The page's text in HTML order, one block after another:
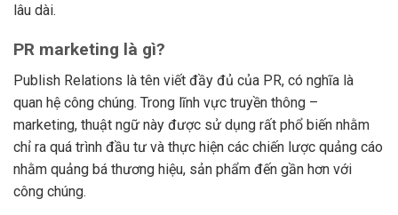
lâu dài.
PR marketing là gì?
Publish Relations là tên viết đầy đủ của PR, có nghĩa là
quan hệ công chúng. Trong lĩnh vực truyền thông –
marketing, thuật ngữ này được sử dụng rất phổ biến nhằm
chỉ ra quá trình đầu tư và thực hiện các chiến lược quảng cáo
nhằm quảng bá thương hiệu, sản phẩm đến gần hơn với
công chúng.